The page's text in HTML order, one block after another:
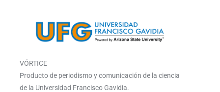
VÓRTICE
Producto de periodismo y comunicación de la ciencia
de la Universidad Francisco Gavidia.